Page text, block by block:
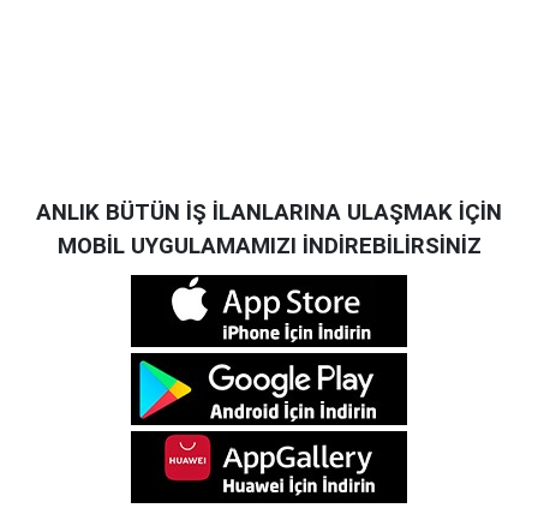
ANLIK BÜTÜN İŞ İLANLARINA ULAŞMAK İÇİN
MOBİL UYGULAMAMIZI İNDİREBİLİRSİNİZ